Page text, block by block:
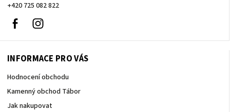
+420 725 082 822
Facebook
INFORMACE PRO VÁS
Hodnocení obchodu
Kamenný obchod Tábor
Jak nakupovat